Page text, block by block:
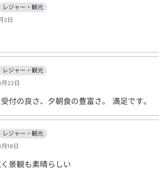
レジャー・観光
2日
レジャー・観光
22日
付の良さ、夕朝食の豊富さ。 満足です。
レジャー・観光
19日
景観も素晴らしい